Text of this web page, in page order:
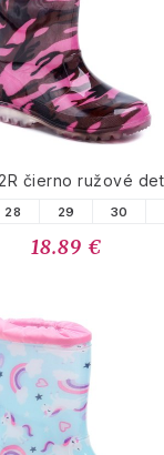
čierno ružové
28 29 30
18.89 €